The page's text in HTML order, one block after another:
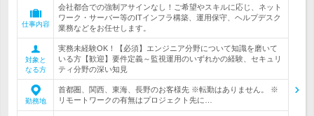
仕事内容
会社都合での強制アサインなし！ご希望やスキルに応じ、ネット
ワーク・サーバー等のITインフラ構築、運用保守、ヘルプデスク
業務などをお任せします。
対象と
なる方
実務未経験OK！【必須】エンジニア分野について知識を磨いて
いる方【歓迎】要件定義～監視運用のいずれかの経験、セキュリ
ティ分野の深い知見
勤務地
首都圏、関西、東海、長野のお客様先 ※転勤はありません。 ※
リモートワークの有無はプロジェクト先に…